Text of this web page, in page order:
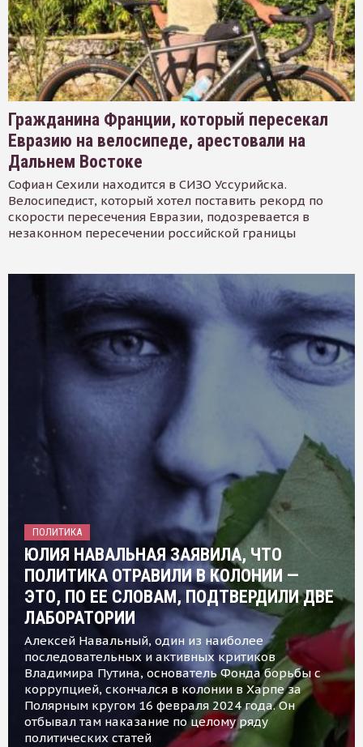
Гражданина Франции, который пересекал
Евразию на велосипеде, арестовали на
Дальнем Востоке
Софиан Сехили находится в СИЗО Уссурийска.
Велосипедист, который хотел поставить рекорд по
скорости пересечения Евразии, подозревается в
незаконном пересечении российской границы
ПОЛИТИКА
ЮЛИЯ НАВАЛЬНАЯ ЗАЯВИЛА, ЧТО
ПОЛИТИКА ОТРАВИЛИ В КОЛОНИИ —
ЭТО, ПО ЕЕ СЛОВАМ, ПОДТВЕРДИЛИ ДВЕ
ЛАБОРАТОРИИ
Алексей Навальный, один из наиболее
последовательных и активных критиков
Владимира Путина, основатель Фонда борьбы с
коррупцией, скончался в колонии в Харпе за
Полярным кругом 16 февраля 2024 года. Он
отбывал там наказание по целому ряду
политических статей